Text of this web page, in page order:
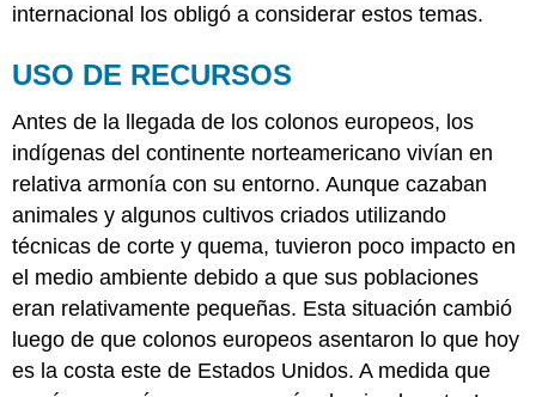
internacional los obligó a considerar estos temas.
USO DE RECURSOS
Antes de la llegada de los colonos europeos, los
indígenas del continente norteamericano vivían en
relativa armonía con su entorno. Aunque cazaban
animales y algunos cultivos criados utilizando
técnicas de corte y quema, tuvieron poco impacto en
el medio ambiente debido a que sus poblaciones
eran relativamente pequeñas. Esta situación cambió
luego de que colonos europeos asentaron lo que hoy
es la costa este de Estados Unidos. A medida que